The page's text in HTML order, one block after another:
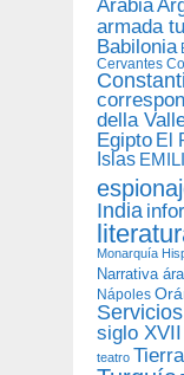
Arabia
armada
Babilonia
Cervantes
della
Egipto El
Islas
India
Monarquía
Narrativa
Nápoles
siglo
teatro